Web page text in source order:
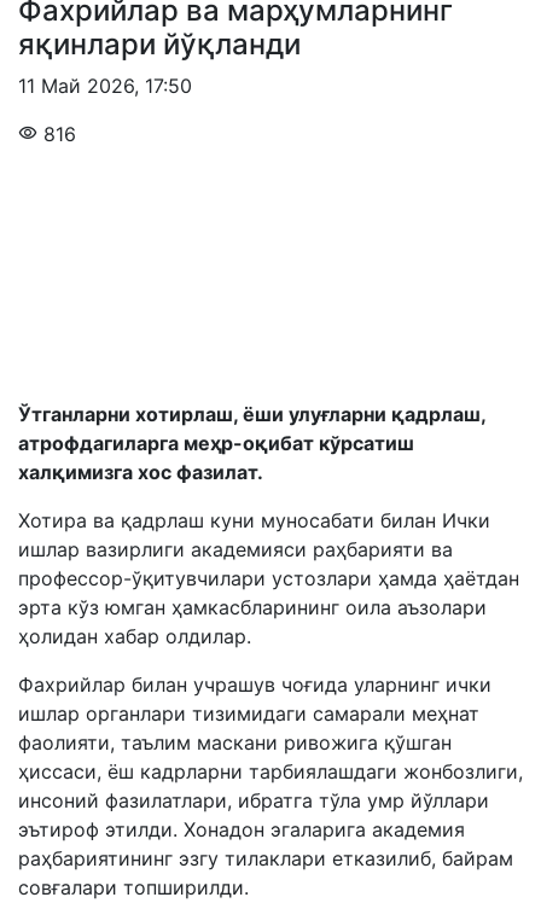
Фахрийлар ва марҳумларнинг
яқинлари йўқланди
11 Май 2026, 17:50
816
Ўтганларни хотирлаш, ёши улуғларни қадрлаш,
атрофдагиларга меҳр-оқибат кўрсатиш
халқимизга хос фазилат.
Хотира ва қадрлаш куни муносабати билан Ички
ишлар вазирлиги академияси раҳбарияти ва
профессор-ўқитувчилари устозлари ҳамда ҳаётдан
эрта кўз юмган ҳамкасбларининг оила аъзолари
ҳолидан хабар олдилар.
Фахрийлар билан учрашув чоғида уларнинг ички
ишлар органлари тизимидаги самарали меҳнат
фаолияти, таълим маскани ривожига қўшган
ҳиссаси, ёш кадрларни тарбиялашдаги жонбозлиги,
инсоний фазилатлари, ибратга тўла умр йўллари
эътироф этилди. Хонадон эгаларига академия
раҳбариятининг эзгу тилаклари етказилиб, байрам
совғалари топширилди.